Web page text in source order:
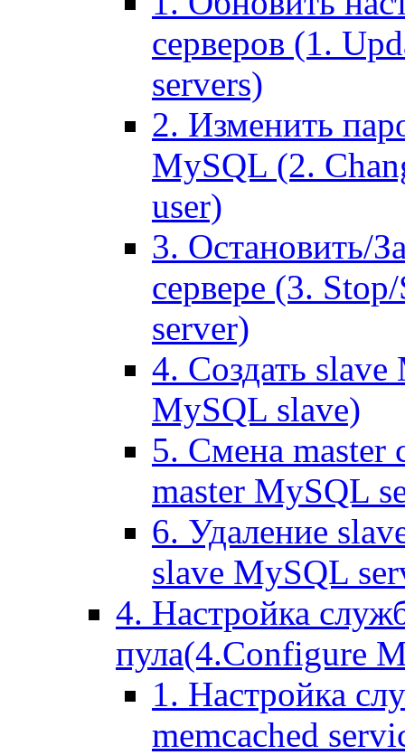
серверов (1.
servers)
2. Изменить
MySQL (2.
user)
3. Остановить/
сервере (3.
server)
4. Создать
MySQL slave)
5. Смена master
master MySQL
6. Удаление
slave MySQL
4. Настройка
пула(4.Configure
1. Настройка
memcached